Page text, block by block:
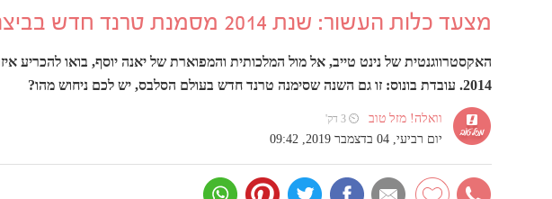
מצעד כלות העשור: שנת 2014 מסמנת טרנד חדש בביצה
האקסטרווגנטית של נינט טייב, אל מול המלכותית והמפוארת של יאנה יוסף, בואו
2014. עובדת בונוס: זו גם השנה שסימנה טרנד חדש בעולם הסלבס, יש לכם ניחוש מהו?
וואלה! מזל טוב ⏲ 3 דק'
יום רביעי, 04 בדצמבר 2019, 09:42